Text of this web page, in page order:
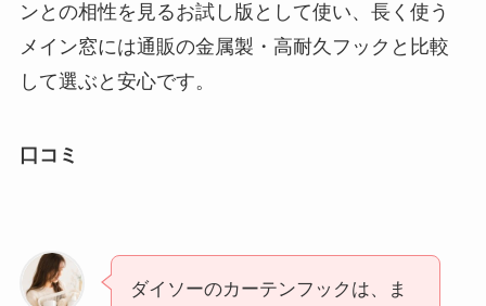
ンとの相性を見るお試し版として使い、長く使う
メイン窓には通販の金属製・高耐久フックと比較
して選ぶと安心です。
口コミ
ダイソーのカーテンフックは、ま